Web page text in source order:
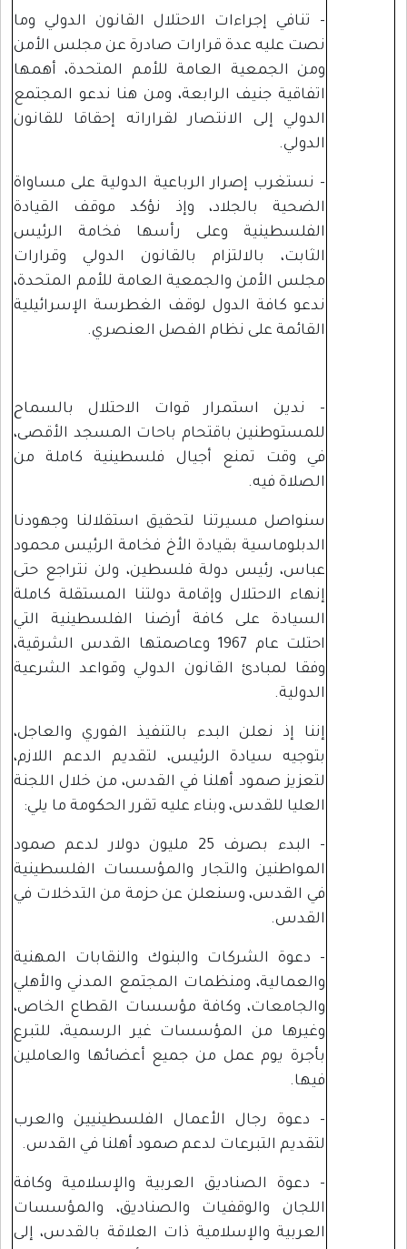
- تنافي إجراءات الاحتلال القانون الدولي وما
نصت عليه عدة قرارات صادرة عن مجلس الأمن
ومن الجمعية العامة للأمم المتحدة، أهمها
اتفاقية جنيف الرابعة، ومن هنا ندعو المجتمع
الدولي إلى الانتصار لقراراته إحقاقا للقانون
الدولي.
- نستغرب إصرار الرباعية الدولية على مساواة
الضحية بالجلاد، وإذ نؤكد موقف القيادة
الفلسطينية وعلى رأسها فخامة الرئيس
الثابت، بالالتزام بالقانون الدولي وقرارات
مجلس الأمن والجمعية العامة للأمم المتحدة،
ندعو كافة الدول لوقف الغطرسة الإسرائيلية
القائمة على نظام الفصل العنصري.
- ندين استمرار قوات الاحتلال بالسماح
للمستوطنين باقتحام باحات المسجد الأقصى،
في وقت تمنع أجيال فلسطينية كاملة من
الصلاة فيه.
سنواصل مسيرتنا لتحقيق استقلالنا وجهودنا
الدبلوماسية بقيادة الأخ فخامة الرئيس محمود
عباس، رئيس دولة فلسطين، ولن نتراجع حتى
إنهاء الاحتلال وإقامة دولتنا المستقلة كاملة
السيادة على كافة أرضنا الفلسطينية التي
احتلت عام 1967 وعاصمتها القدس الشرقية،
وفقا لمبادئ القانون الدولي وقواعد الشرعية
الدولية.
إننا إذ نعلن البدء بالتنفيذ الفوري والعاجل،
بتوجيه سيادة الرئيس، لتقديم الدعم اللازم،
لتعزيز صمود أهلنا في القدس، من خلال اللجنة
العليا للقدس، وبناء عليه تقرر الحكومة ما يلي:
- البدء بصرف 25 مليون دولار لدعم صمود
المواطنين والتجار والمؤسسات الفلسطينية
في القدس، وسنعلن عن حزمة من التدخلات في
القدس.
- دعوة الشركات والبنوك والنقابات المهنية
والعمالية، ومنظمات المجتمع المدني والأهلي
والجامعات، وكافة مؤسسات القطاع الخاص،
وغيرها من المؤسسات غير الرسمية، للتبرع
بأجرة يوم عمل من جميع أعضائها والعاملين
فيها.
- دعوة رجال الأعمال الفلسطينيين والعرب
لتقديم التبرعات لدعم صمود أهلنا في القدس.
- دعوة الصناديق العربية والإسلامية وكافة
اللجان والوقفيات والصناديق، والمؤسسات
العربية والإسلامية ذات العلاقة بالقدس، إلى